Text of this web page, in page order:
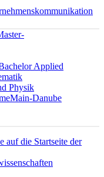
Applied
Physik
Main-Danube